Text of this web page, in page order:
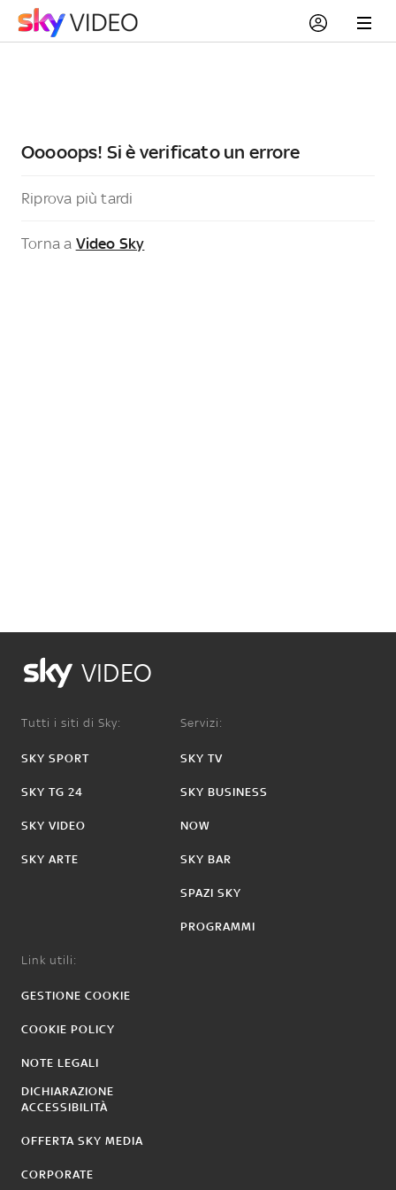
Ooooops! Si è verificato un errore
Riprova più tardi
Torna a Video Sky
VIDEO
Tutti i siti di Sky:
SKY SPORT
SKY TG 24
SKY VIDEO
SKY ARTE
Servizi:
SKY TV
SKY BUSINESS
NOW
SKY BAR
SPAZI SKY
PROGRAMMI
Link utili:
GESTIONE COOKIE
COOKIE POLICY
NOTE LEGALI
DICHIARAZIONE
ACCESSIBILITÀ
OFFERTA SKY MEDIA
CORPORATE